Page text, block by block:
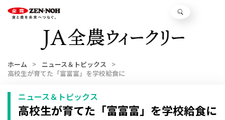
ホーム
ニュース＆トピックス
高校生が育てた「富富富」を学校給食に
ニュース＆トピックス
高校生が育てた「富富富」を学校給食に